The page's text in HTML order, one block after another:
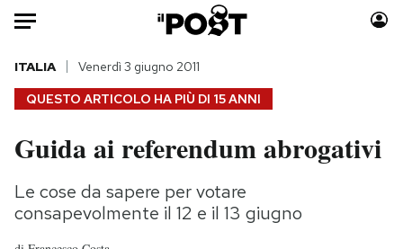
HOME
Italia
Politica
Tecnologia
Moda
Consumismi
Storie/Idee
QUESTO ARTICOLO HA PIÙ DI 15 ANNI
ITALIA Venerdì 3 giugno 2011
Guida ai referendum abrogativi
Le cose da sapere per votare
consapevolmente il 12 e il 13 giugno